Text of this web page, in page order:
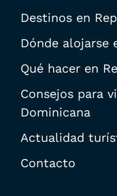
Destinos en
Dónde alojarse
Qué hacer en
Consejos para
Dominicana
Actualidad
Contacto